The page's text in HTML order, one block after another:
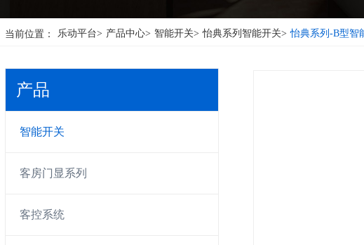
当前位置： 乐动平台> 产品中心> 智能开关> 怡典系列智能开关> 怡典系列-B型智
产品
智能开关
客房门显系列
客控系统